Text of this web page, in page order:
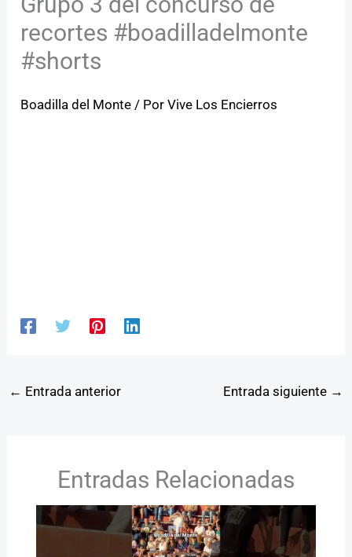
recortes #boadilladelmonte
#shorts
Boadilla del Monte / PorVive Los Encierros
← Entrada anterior Entrada siguiente →
Entradas Relacionadas